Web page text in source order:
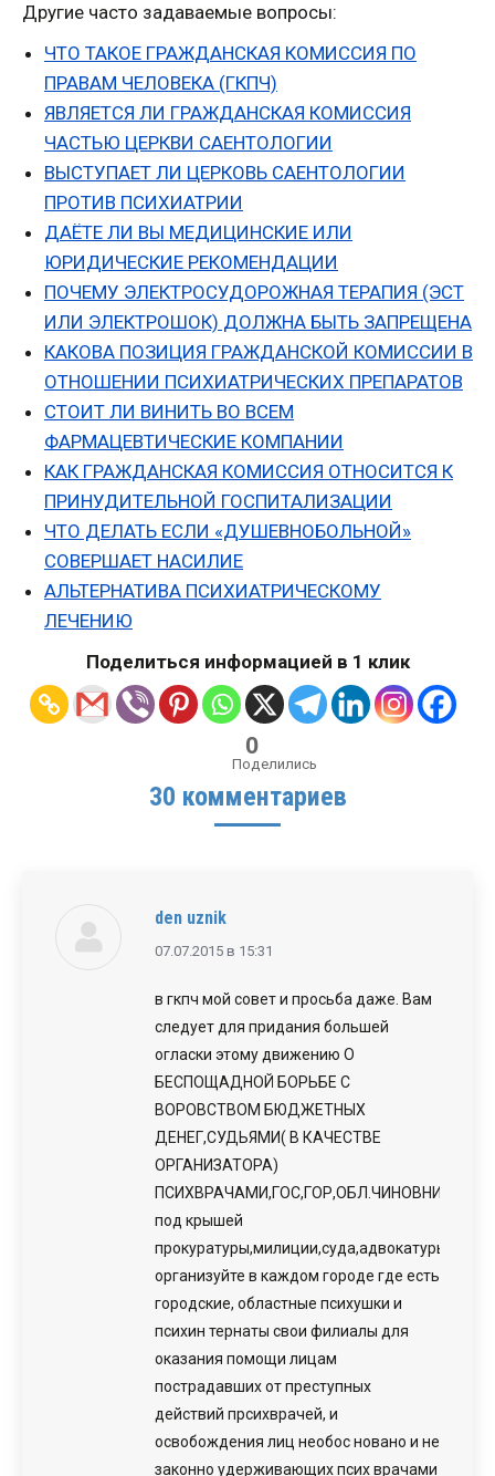
Другие часто задаваемые вопросы:
ЧТО ТАКОЕ ГРАЖДАНСКАЯ КОМИССИЯ ПО
ПРАВАМ ЧЕЛОВЕКА (ГКПЧ)
ЯВЛЯЕТСЯ ЛИ ГРАЖДАНСКАЯ КОМИССИЯ
ЧАСТЬЮ ЦЕРКВИ САЕНТОЛОГИИ
ВЫСТУПАЕТ ЛИ ЦЕРКОВЬ САЕНТОЛОГИИ
ПРОТИВ ПСИХИАТРИИ
ДАЁТЕ ЛИ ВЫ МЕДИЦИНСКИЕ ИЛИ
ЮРИДИЧЕСКИЕ РЕКОМЕНДАЦИИ
ПОЧЕМУ ЭЛЕКТРОСУДОРОЖНАЯ ТЕРАПИЯ (ЭСТ
ИЛИ ЭЛЕКТРОШОК) ДОЛЖНА БЫТЬ ЗАПРЕЩЕНА
КАКОВА ПОЗИЦИЯ ГРАЖДАНСКОЙ КОМИССИИ В
ОТНОШЕНИИ ПСИХИАТРИЧЕСКИХ ПРЕПАРАТОВ
СТОИТ ЛИ ВИНИТЬ ВО ВСЕМ
ФАРМАЦЕВТИЧЕСКИЕ КОМПАНИИ
КАК ГРАЖДАНСКАЯ КОМИССИЯ ОТНОСИТСЯ К
ПРИНУДИТЕЛЬНОЙ ГОСПИТАЛИЗАЦИИ
ЧТО ДЕЛАТЬ ЕСЛИ «ДУШЕВНОБОЛЬНОЙ»
СОВЕРШАЕТ НАСИЛИЕ
АЛЬТЕРНАТИВА ПСИХИАТРИЧЕСКОМУ
ЛЕЧЕНИЮ
Поделиться информацией в 1 клик
0
Поделились
30 комментариев
den uznik
говорит:
07.07.2015 в 15:31
в гкпч мой совет и просьба даже. Вам
следует для придания большей
огласки этому движению О
БЕСПОЩАДНОЙ БОРЬБЕ С
ВОРОВСТВОМ БЮДЖЕТНЫХ
ДЕНЕГ,СУДЬЯМИ( В КАЧЕСТВЕ
ОРГАНИЗАТОРА)
ПСИХВРАЧАМИ,ГОС,ГОР,ОБЛ.ЧИНОВНИКАМИ,
под крышей
прокуратуры,милиции,суда,адвокатуры,
организуйте в каждом городе где есть
городские, областные психушки и
психин тернаты свои филиалы для
оказания помощи лицам
пострадавших от преступных
действий прсихврачей, и
освобождения лиц необос новано и не
законно удерживающих псих врачами